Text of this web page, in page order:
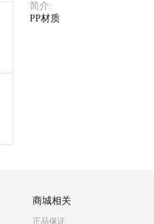
简介:
PP材质
商城相关
正品保证